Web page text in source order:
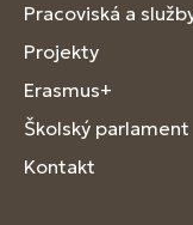
Pracoviská a
Projekty
Erasmus+
Školský parlament
Kontakt